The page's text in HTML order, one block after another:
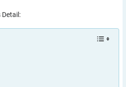
Detail: